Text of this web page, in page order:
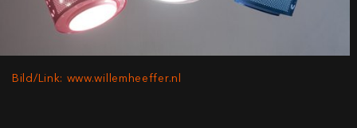
Bild/Link: www.willemheeffer.nl